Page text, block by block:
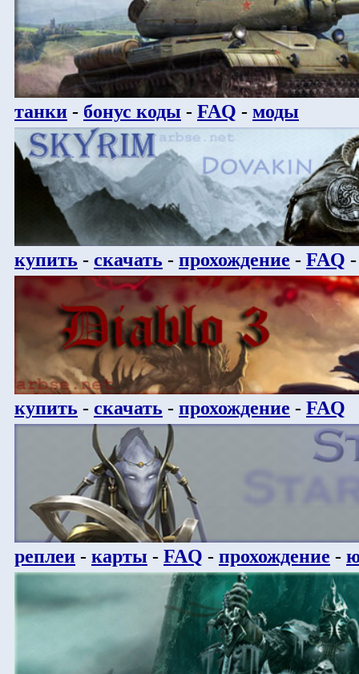
танки - бонус коды - FAQ - моды
купить - скачать - прохождение - FAQ
купить - скачать - прохождение - FAQ
реплеи - карты - FAQ - прохождение -